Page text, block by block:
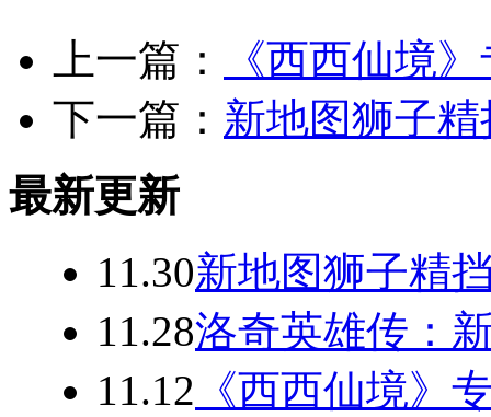
上一篇：
《西西仙境
下一篇： 新地图狮子
最新更新
11.30新地图狮子精
11.28洛奇英雄传：
11.12 《西西仙境》